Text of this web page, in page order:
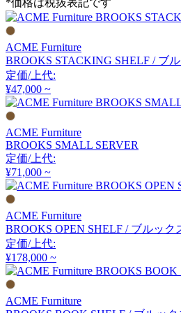
cosine
CRUSH CRASH
ロジェクト
DUENDE
DULTON
ダルトン
*価格は税抜表記です
ACME Furniture
BROOKS STACKING SHELF / ブ
定価/上代:
¥47,000 ~
ACME Furniture
BROOKS SMALL SERVER
定価/上代:
¥71,000 ~
ACME Furniture
BROOKS OPEN SHELF / ブルック
定価/上代:
¥178,000 ~
ACME Furniture